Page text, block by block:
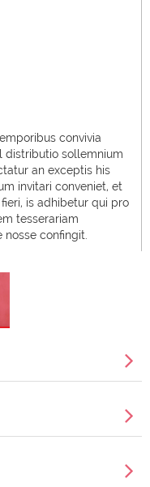
convivia
distributio sollemnium
an exceptis his
invitari conveniet, et
is adhibetur qui pro
tesserariam
confingit.